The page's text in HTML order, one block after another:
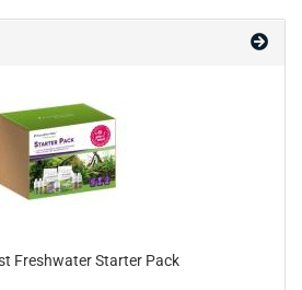
Freshwater Starter Pack